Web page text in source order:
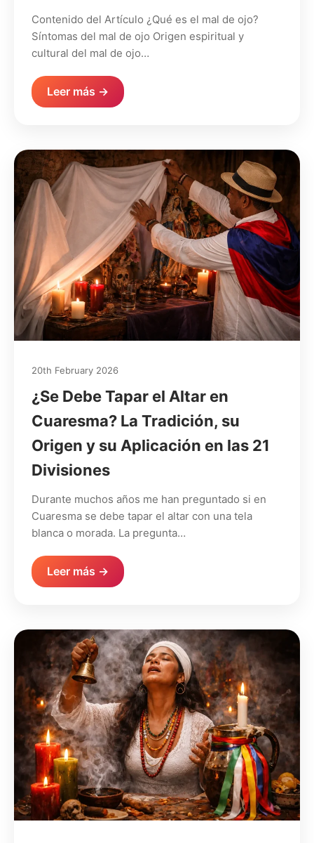
Contenido del Artículo ¿Qué es el mal de ojo?
Síntomas del mal de ojo Origen espiritual y
cultural del mal de ojo…
Leer más →
20th February 2026
¿Se Debe Tapar el Altar en
Cuaresma? La Tradición, su
Origen y su Aplicación en las 21
Divisiones
Durante muchos años me han preguntado si en
Cuaresma se debe tapar el altar con una tela
blanca o morada. La pregunta…
Leer más →